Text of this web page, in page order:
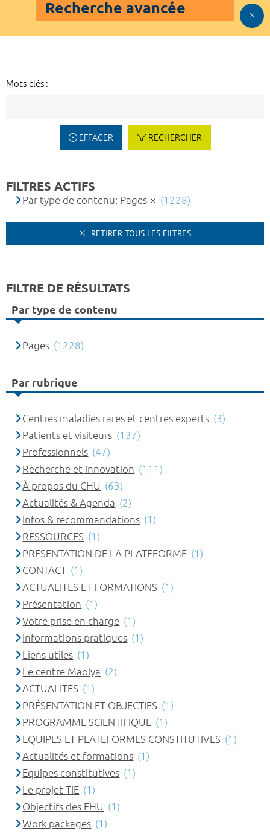
Recherche avancée
Mots-clés :
EFFACER RECHERCHER
FILTRES ACTIFS
Par type de contenu: Pages (1228)
RETIRER TOUS LES FILTRES
FILTRE DE RÉSULTATS
Par type de contenu
Pages (1228)
Par rubrique
Centres maladies rares et centres experts (3)
Patients et visiteurs (137)
Professionnels (47)
Recherche et innovation (111)
À propos du CHU (63)
Actualités & Agenda (2)
Infos & recommandations (1)
RESSOURCES (1)
PRESENTATION DE LA PLATEFORME (1)
CONTACT (1)
ACTUALITES ET FORMATIONS (1)
Présentation (1)
Votre prise en charge (1)
Informations pratiques (1)
Liens utiles (1)
Le centre Maolya (2)
ACTUALITES (1)
PRÉSENTATION ET OBJECTIFS (1)
PROGRAMME SCIENTIFIQUE (1)
EQUIPES ET PLATEFORMES CONSTITUTIVES (1)
Actualités et formations (1)
Equipes constitutives (1)
Le projet TIE (1)
Objectifs des FHU (1)
Work packages (1)